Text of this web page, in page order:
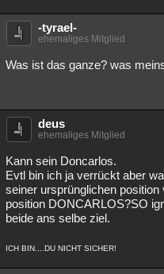
Lesenswert Schlüsselwörter
-tyrael-
ehemaliges Mitglied
Was ist das ganze? was
deus
ehemaliges Mitglied
Kann sein Doncarlos.
Evtl bin ich ja verrückt aber
seiner ursprünglichen
position DONCARLOS?SO
beide ans selbe ziel.
ICH BIN....DU NICHT SICHER!